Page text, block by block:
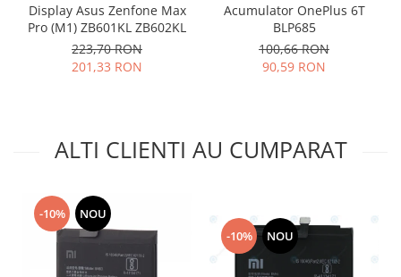
Sony
Rama mijloc telefon
Vodafone
Xiaomi
Touchscreen
Display Asus Zenfone Max
Pro (M1) ZB601KL ZB602KL
223,70 RON
201,33 RON
Acumulator OnePlus 6T
BLP685
100,66 RON
90,59 RON
ALTI CLIENTI AU CUMPARAT
-10% NOU
-10% NOU